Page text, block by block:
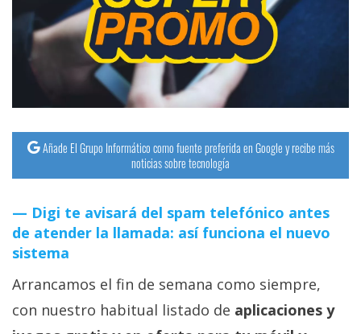
Añade El Grupo Informático como fuente preferida en Google y recibe más
noticias sobre tecnología
Digi te avisará del spam telefónico antes
de atender la llamada: así funciona el nuevo
sistema
Arrancamos el fin de semana como siempre,
con nuestro habitual listado de aplicaciones y